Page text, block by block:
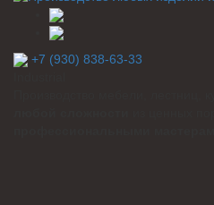
+7 (930) 838-63-33